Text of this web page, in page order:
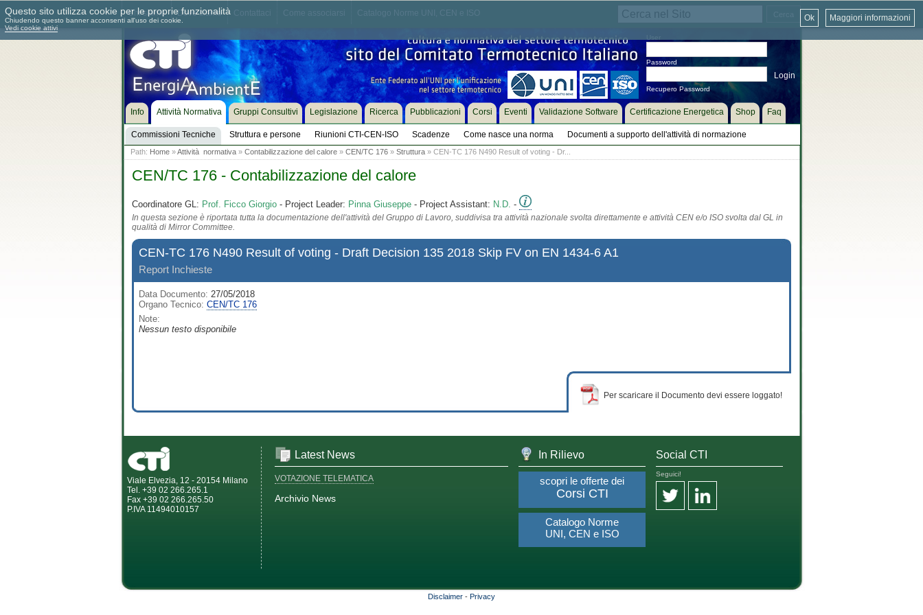
Chi siamo Dove siamo
Password
Recupero Password
Info Attività Normativa
Commissioni Tecniche Struttura e persone Riunioni CTI-CEN-ISO Scadenze Come nasce una norma Documenti a supporto dell'attività di normazione
Gruppi Consultivi Legislazione Ricerca Pubblicazioni Corsi Eventi Validazione Software Certificazione Energetica Shop Faq
Path: Home»Attività normativa» Contabilizzazione del calore» CEN/TC 176» Struttura» CEN-TC 176 N490 Result of voting - Dr...
CEN/TC 176 - Contabilizzazione del calore
Coordinatore GL: Prof. Ficco Giorgio- Project Leader: Pinna Giuseppe- Project Assistant: N.D. -
In questa sezione è riportata tutta la documentazione dell'attività del Gruppo di Lavoro, suddivisa tra attività nazionale svolta direttamente e attività CEN e/o ISO svolta dal GL in
qualità di Mirror Committee.
CEN-TC 176 N490 Result of voting - Draft Decision 135 2018 Skip FV on EN 1434-6 A1
Report Inchieste
Data Documento: 27/05/2018
Organo Tecnico: CEN/TC 176
Note:
Nessun testo disponibile
Per scaricare il Documento devi essere loggato!
Viale Elvezia, 12 - 20154 Milano
Tel. +39 02 266.265.1
Fax +39 02 266.265.50
P.IVA 11494010157
Latest News
VOTAZIONE TELEMATICA
Archivio News
In Rilievo
scopri le offerte dei
Corsi CTI
Catalogo Norme
UNI, CEN e ISO
Social CTI
Seguici!
Disclaimer - Privacy
Questo sito utilizza cookie per le proprie funzionalità
Chiudendo questo banner acconsenti all'uso dei cookie.
Vedi cookie attivi
Maggiori informazioni
Ok